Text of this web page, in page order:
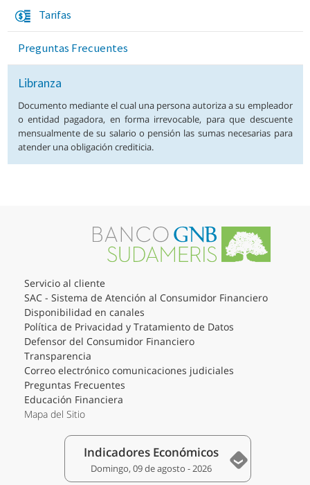
Tarifas
Preguntas Frecuentes
Libranza
Documento mediante el cual una persona autoriza a su empleador
o entidad pagadora, en forma irrevocable, para que descuente
mensualmente de su salario o pensión las sumas necesarias para
atender una obligación crediticia.
Servicio al cliente
SAC - Sistema de Atención al Consumidor Financiero
Disponibilidad en canales
Política de Privacidad y Tratamiento de Datos
Defensor del Consumidor Financiero
Transparencia
Correo electrónico comunicaciones judiciales
Preguntas Frecuentes
Educación Financiera
Mapa del Sitio
Indicadores Económicos
Domingo, 09 de agosto - 2026